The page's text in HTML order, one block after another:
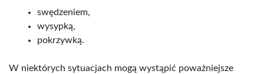
swędzeniem,
wysypką,
pokrzywką.
W niektórych sytuacjach mogą wystąpić poważniejsze